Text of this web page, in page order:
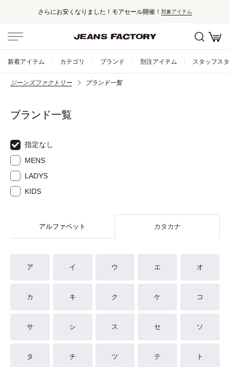
さらにお安くなりました！モアセール開催！ 対象アイテム
新着アイテム カテゴリ ブランド 別注アイテム スタッフス
ジーンズファクトリー ブランド一覧
ブランド一覧
指定なし
MENS
LADYS
KIDS
アルファベット カタカナ
ア イ ウ エ オ
カ キ ク ケ コ
サ シ ス セ ソ
タ チ ツ テ ト